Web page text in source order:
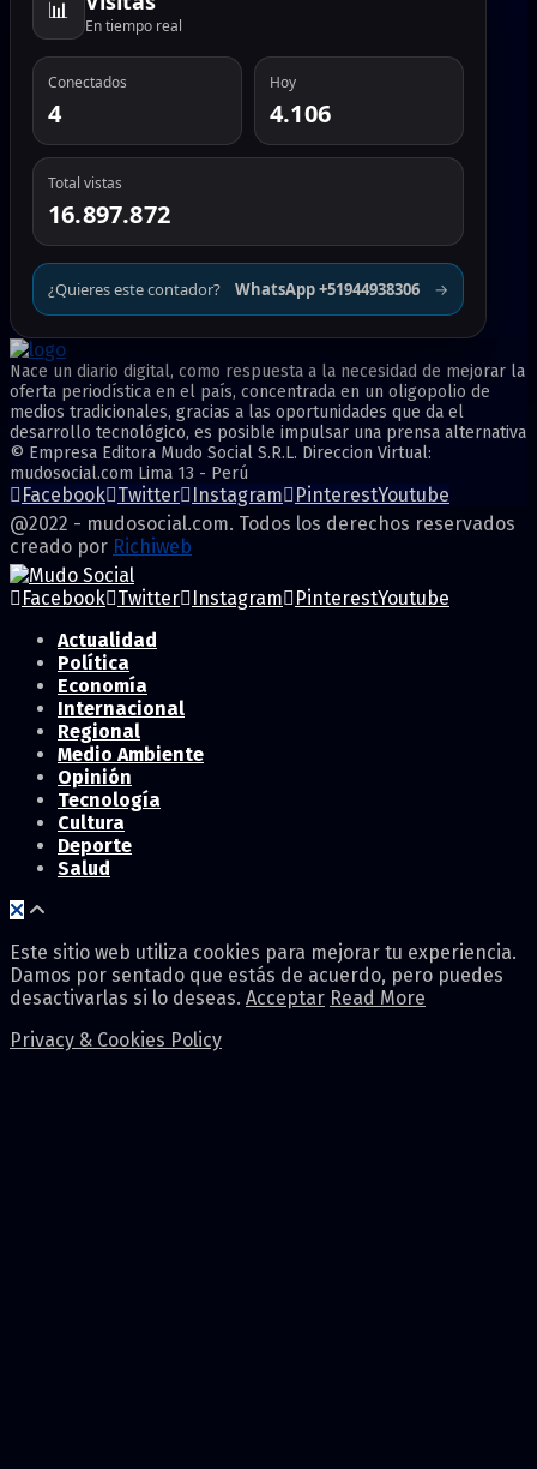
📊
En tiempo real
Conectados
4
Hoy
4.106
Total vistas
16.897.872
¿Quieres este contador? WhatsApp +51944938306 →
Nace un diario digital, como respuesta a la necesidad de mejorar la
oferta periodística en el país, concentrada en un oligopolio de
medios tradicionales, gracias a las oportunidades que da el
desarrollo tecnológico, es posible impulsar una prensa alternativa
© Empresa Editora Mudo Social S.R.L. Direccion Virtual:
mudosocial.com Lima 13 - Perú
Facebook Twitter Instagram PinterestYoutube
@2022 - mudosocial.com. Todos los derechos reservados
creado por Richiweb
Facebook Twitter Instagram PinterestYoutube
Actualidad
Política
Economía
Internacional
Regional
Medio Ambiente
Opinión
Tecnología
Cultura
Deporte
Salud
Este sitio web utiliza cookies para mejorar tu experiencia.
Damos por sentado que estás de acuerdo, pero puedes
desactivarlas si lo deseas. Acceptar Read More
Privacy & Cookies Policy